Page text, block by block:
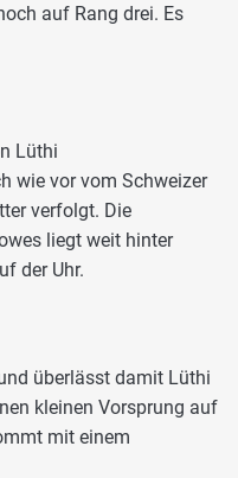
auf Rang drei. Es
Lüthi
wie vor vom Schweizer
verfolgt. Die
liegt weit hinter
der Uhr.
überlässt damit Lüthi
kleinen Vorsprung auf
mit einem